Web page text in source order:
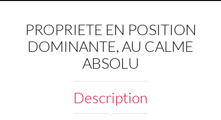
PROPRIETE EN POSITION
DOMINANTE, AU CALME
ABSOLU
Description